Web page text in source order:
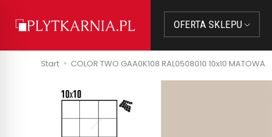
OFERTA SKLEPU
Start COLOR TWO GAA0K108 RAL0508010 10x10 MATOWA